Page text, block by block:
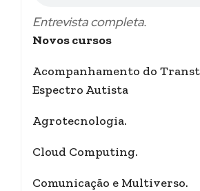
Entrevista completa.
Novos cursos
Acompanhamento do
Espectro Autista
Agrotecnologia.
Cloud Computing.
Comunicação e Multiverso.